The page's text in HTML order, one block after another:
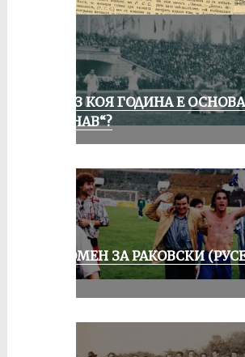
ПРЕЗ КОЯ ГОДИНА Е
„ДУНАВ“?
СПОМЕН ЗА РАКОВСКИ